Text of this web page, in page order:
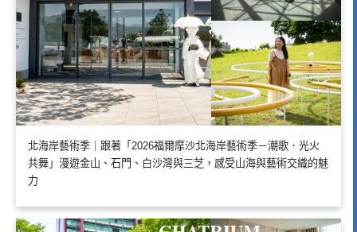
北海岸藝術季｜跟著「2026福爾摩沙北海岸藝術季－潮歌．光火
共舞」漫遊金山、石門、白沙灣與三芝，感受山海與藝術交織的魅
力